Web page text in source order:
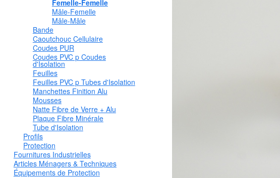
Femelle-Femelle
Mâle-Femelle
Mâle-Mâle
Bande
Caoutchouc Cellulaire
Coudes PUR
Coudes PVC p Coudes
d'Isolation
Feuilles
Feuilles PVC p Tubes d'Isolation
Manchettes Finition Alu
Mousses
Natte Fibre de Verre + Alu
Plaque Fibre Minérale
Tube d'Isolation
Profils
Protection
Fournitures Industrielles
Articles Ménagers & Techniques
Équipements de Protection